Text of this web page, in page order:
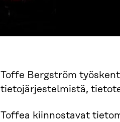
Toffe Bergström
tietojärjestelmistä,
Toffea kiinnostavat